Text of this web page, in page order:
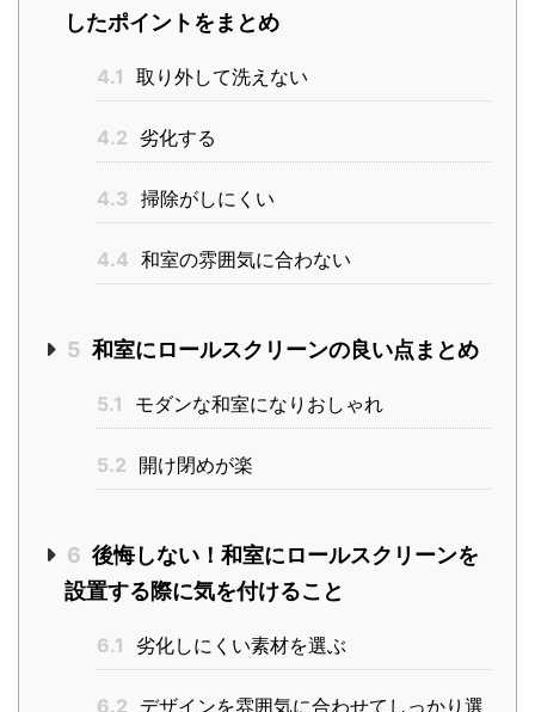
したポイントをまとめ
4.1 取り外して洗えない
4.2 劣化する
4.3 掃除がしにくい
4.4 和室の雰囲気に合わない
5 和室にロールスクリーンの良い点まとめ
5.1 モダンな和室になりおしゃれ
5.2 開け閉めが楽
6 後悔しない！和室にロールスクリーンを
設置する際に気を付けること
6.1 劣化しにくい素材を選ぶ
6.2 デザインを雰囲気に合わせてしっかり選